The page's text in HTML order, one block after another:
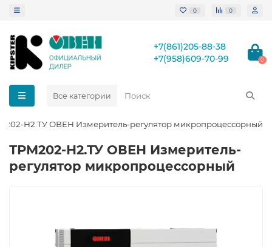
0 0
+7(861)205-88-38
+7(958)609-70-99
0
Все категории
Н2.ТУ ОВЕН Измеритель-регулятор микропроцессорный
ТРМ202-Н2.ТУ ОВЕН Измеритель-
регулятор микропроцессорный